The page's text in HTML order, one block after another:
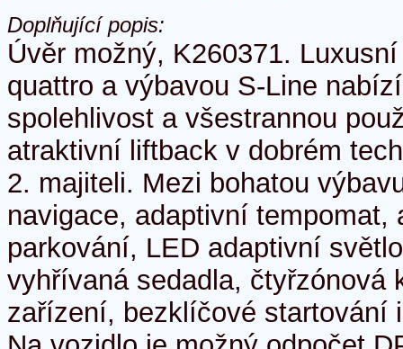
Doplňující popis:
Úvěr možný, K260371.
quattro a výbavou S-Line
spolehlivost a všestrannou
atraktivní liftback v dobrém
2. majiteli. Mezi bohatou
navigace, adaptivní tempomat,
parkování, LED adaptivní
vyhřívaná sedadla, čtyřzónová
zařízení, bezklíčové startování